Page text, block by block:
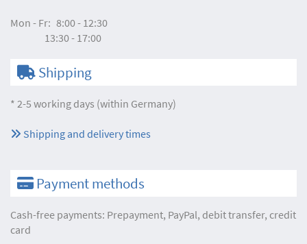
Mon - Fr: 8:00 - 12:30
13:30 - 17:00
Shipping
* 2-5 working days (within Germany)
Shipping and delivery times
Payment methods
Cash-free payments: Prepayment, PayPal, debit transfer, credit
card